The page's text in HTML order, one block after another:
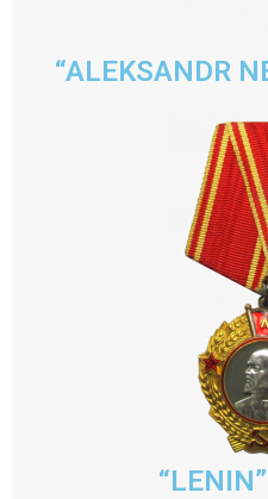
“ALEKSANDR